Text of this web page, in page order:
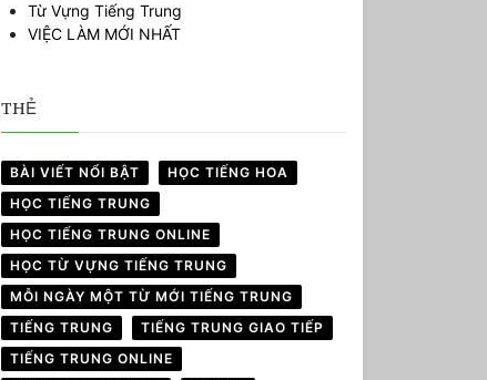
Từ Vựng Tiếng Trung
VIỆC LÀM MỚI NHẤT
THẺ
BÀI VIẾT NỔI BẬT
HỌC TIẾNG HOA
HỌC TIẾNG TRUNG
HỌC TIẾNG TRUNG ONLINE
HỌC TỪ VỰNG TIẾNG TRUNG
MỖI NGÀY MỘT TỪ MỚI TIẾNG TRUNG
TIẾNG TRUNG
TIẾNG TRUNG GIAO TIẾP
TIẾNG TRUNG ONLINE